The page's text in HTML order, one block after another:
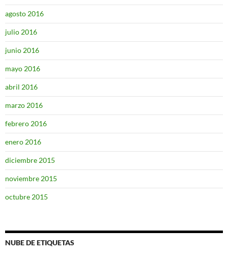
agosto 2016
julio 2016
junio 2016
mayo 2016
abril 2016
marzo 2016
febrero 2016
enero 2016
diciembre 2015
noviembre 2015
octubre 2015
NUBE DE ETIQUETAS